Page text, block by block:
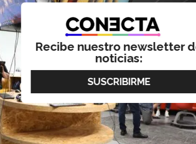
Recibe nuestro newsletter
noticias: